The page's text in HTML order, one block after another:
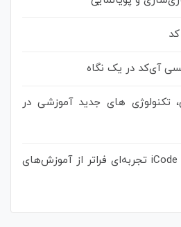
آی‌کد در یک نگاه
های جدید آموزشی در
یادگیری برنامه‌نویسی در iCode تجربه‌ای فراتر از آموزش‌های